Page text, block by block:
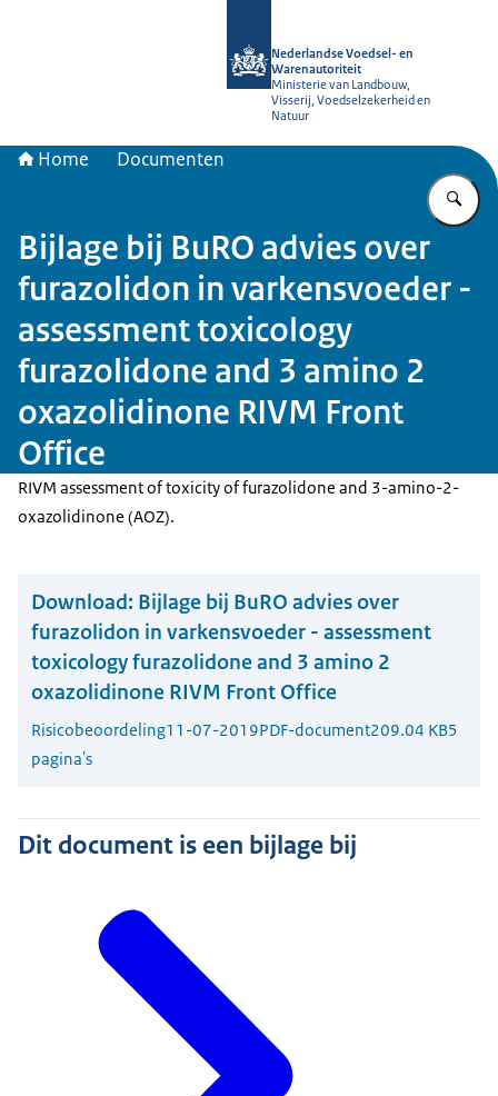
Nederlandse Voedsel- en
Warenautoriteit
Ministerie van Landbouw,
Visserij, Voedselzekerheid en
Natuur
Home Documenten
Bijlage bij BuRO advies over
furazolidon in varkensvoeder -
assessment toxicology
furazolidone and 3 amino 2
oxazolidinone RIVM Front
Office
RIVM assessment of toxicity of furazolidone and 3-amino-2-
oxazolidinone (AOZ).
Download: Bijlage bij BuRO advies over
furazolidon in varkensvoeder - assessment
toxicology furazolidone and 3 amino 2
oxazolidinone RIVM Front Office
Risicobeoordeling11-07-2019PDF-document209.04 KB5
pagina's
Dit document is een bijlage bij